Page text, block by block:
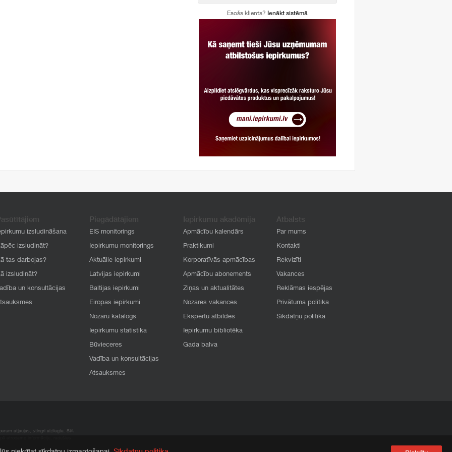
Esošs klients? Ienākt sistēmā
izsludināšana
izsludināt?
tas darbojas?
izsludināt?
un konsultācijas
Piegādātājiem
EIS monitorings
Iepirkumu monitorings
Aktuālie iepirkumi
Latvijas iepirkumi
Baltijas iepirkumi
Eiropas iepirkumi
Nozaru katalogs
Iepirkumu statistika
Būvieceres
Vadība un konsultācijas
Atsauksmes
Iepirkumu akadēmija
Apmācību kalendārs
Praktikumi
Korporatīvās apmācības
Apmācību abonements
Ziņas un aktualitātes
Nozares vakances
Ekspertu atbildes
Iepirkumu bibliotēka
Gada balva
Atbalsts
Par mums
Kontakti
Rekvizīti
Vakances
Reklāmas iespējas
Privātuma politika
Sīkdatņu politika
atļaujas, stingri aizliegta. SIA